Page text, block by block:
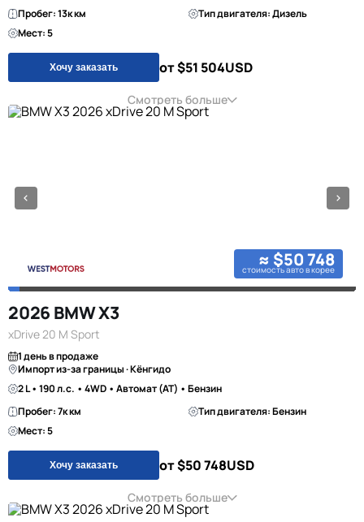
Пробег: 13к км
Тип двигателя: Дизель
Мест: 5
Хочу заказать от $51 504USD
Смотреть больше
≈ $50 748
стоимость авто в корее
2026 BMW X3
xDrive 20 M Sport
1 день в продаже
Импорт из-за границы · Кёнгидо
2 L • 190 л.с. • 4WD • Автомат (AT) • Бензин
Пробег: 7к км
Тип двигателя: Бензин
Мест: 5
Хочу заказать от $50 748USD
Смотреть больше